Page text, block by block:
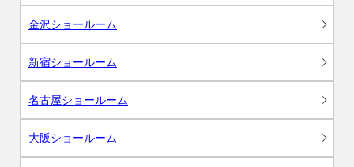
金沢ショールーム
新宿ショールーム
名古屋ショールーム
大阪ショールーム